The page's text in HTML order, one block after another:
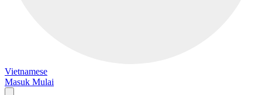
Vietnamese
Masuk Mulai